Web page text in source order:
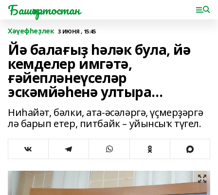
Башҡортостан
Хәүефһеҙлек 3 ИЮНЯ , 15:45
Йә балағыҙ һәләк була, йә
кемделер имгәтә,
ғәйепләнеүселәр
эскәмйәһенә ултыра...
Ниһайәт, бәлки, ата-әсәләргә, үҫмерҙәргә
лә барып етер, питбайк – уйынсыҡ түгел.